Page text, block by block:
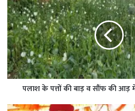
पलाश के पत्तों की बाड़ व सौंफ की आड़